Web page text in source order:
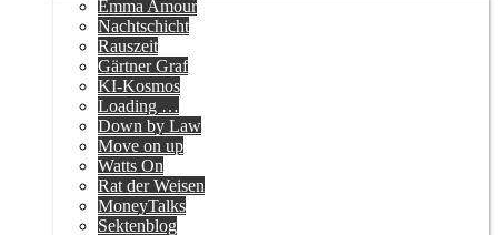
Emma Amour
Nachtschicht
Rauszeit
Gärtner Graf
KI-Kosmos
Loading …
Down by Law
Move on up
Watts On
Rat der Weisen
MoneyTalks
Sektenblog